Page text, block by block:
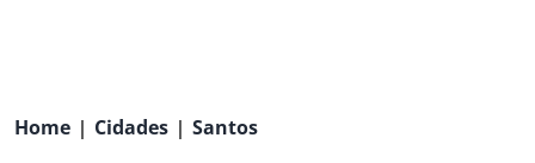
Home | Cidades | Santos